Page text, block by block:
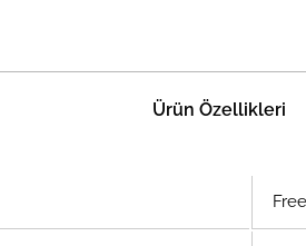
Ürün Özellikleri